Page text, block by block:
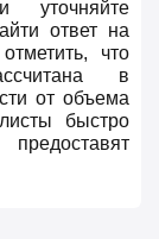
ответ на
что
в
от объема
быстро